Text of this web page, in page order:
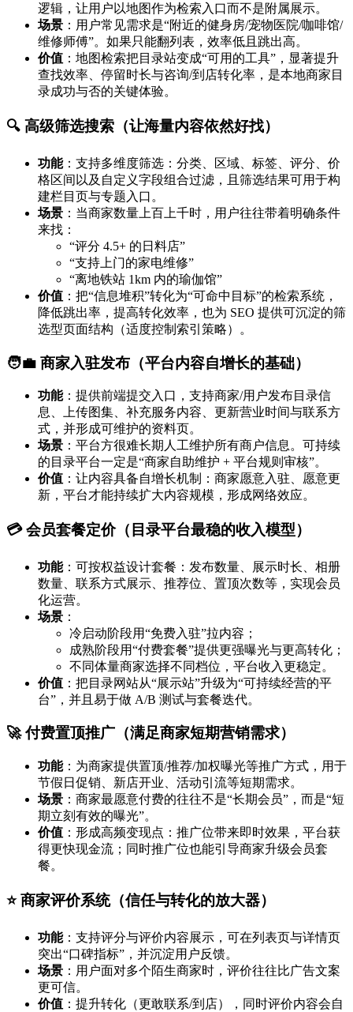
逻辑，让用户以地图作为检索入口而不是附属展示。
场景 ：用户常见需求是“附近的健身房/宠物医院/咖啡馆/
维修师傅”。如果只能翻列表，效率低且跳出高。
价值 ：地图检索把目录站变成“可用的工具”，显著提升
查找效率、停留时长与咨询/到店转化率，是本地商家目
录成功与否的关键体验。
🔍 高级筛选搜索（让海量内容依然好找）
功能：支持多维度筛选：分类、区域、标签、评分、价
格区间以及自定义字段组合过滤，且筛选结果可用于构
建栏目页与专题入口。
场景 ：当商家数量上百上千时，用户往往带着明确条件
来找：
“评分 4.5+ 的日料店”
“支持上门的家电维修”
“离地铁站 1km 内的瑜伽馆”
价值 ：把“信息堆积”转化为“可命中目标”的检索系统，
降低跳出率，提高转化效率，也为 SEO 提供可沉淀的筛
选型页面结构（适度控制索引策略）。
🧑‍💼 商家入驻发布（平台内容自增长的基础）
功能：提供前端提交入口，支持商家/用户发布目录信
息、上传图集、补充服务内容、更新营业时间与联系方
式，并形成可维护的资料页。
场景 ：平台方很难长期人工维护所有商户信息。可持续
的目录平台一定是“商家自助维护 + 平台规则审核”。
价值 ：让内容具备自增长机制：商家愿意入驻、愿意更
新，平台才能持续扩大内容规模，形成网络效应。
💳 会员套餐定价（目录平台最稳的收入模型）
功能：可按权益设计套餐：发布数量、展示时长、相册
数量、联系方式展示、推荐位、置顶次数等，实现会员
化运营。
场景 ：
冷启动阶段用“免费入驻”拉内容；
成熟阶段用“付费套餐”提供更强曝光与更高转化；
不同体量商家选择不同档位，平台收入更稳定。
价值 ：把目录网站从“展示站”升级为“可持续经营的平
台”，并且易于做 A/B 测试与套餐迭代。
🚀 付费置顶推广（满足商家短期营销需求）
功能：为商家提供置顶/推荐/加权曝光等推广方式，用于
节假日促销、新店开业、活动引流等短期需求。
场景 ：商家最愿意付费的往往不是“长期会员”，而是“短
期立刻有效的曝光”。
价值 ：形成高频变现点：推广位带来即时效果，平台获
得更快现金流；同时推广位也能引导商家升级会员套
餐。
⭐ 商家评价系统（信任与转化的放大器）
功能：支持评分与评价内容展示，可在列表页与详情页
突出“口碑指标”，并沉淀用户反馈。
场景 ：用户面对多个陌生商家时，评价往往比广告文案
更可信。
价值 ：提升转化（更敢联系/到店），同时评价内容会自